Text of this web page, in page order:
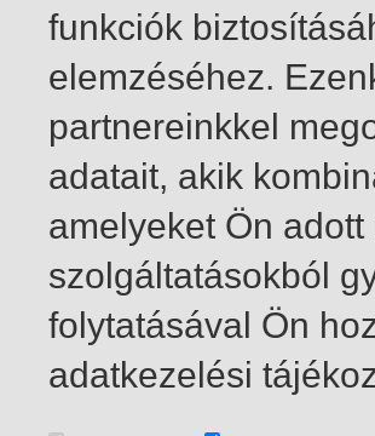
1-2 / insgesamt 2 Treffer
funkciók
elemzéséhez.
partnereinkkel
adatait, akik
amelyeket Ön
szolgáltatásokból
folytatásával Ön
adatkezelési